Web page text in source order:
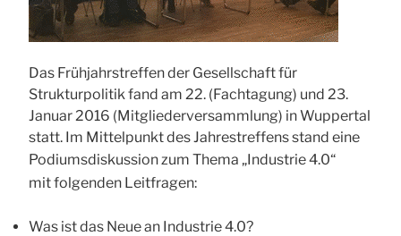
Das Frühjahrstreffen der Gesellschaft für
Strukturpolitik fand am 22. (Fachtagung) und 23.
Januar 2016 (Mitgliederversammlung) in Wuppertal
statt. Im Mittelpunkt des Jahrestreffens stand eine
Podiumsdiskussion zum Thema „Industrie 4.0“
mitfolgenden Leitfragen:
Was ist das Neue an Industrie 4.0?